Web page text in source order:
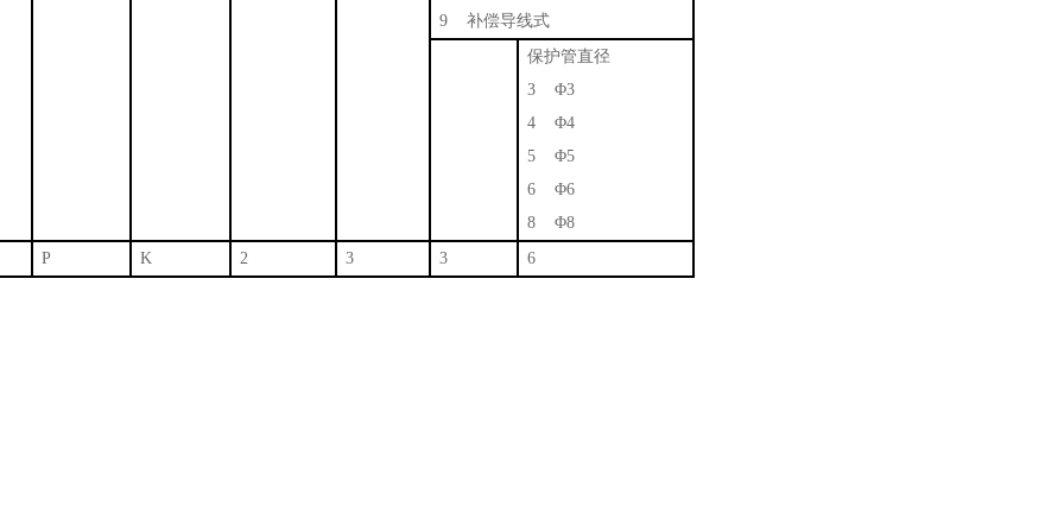
9 补偿导线式
保护管直径
3 Φ3
4 Φ4
5 Φ5
6 Φ6
8 Φ8
P
K 2 3 3 6